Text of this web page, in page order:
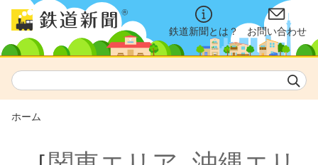
鉄道新聞とは？ お問い合わせ
ホーム